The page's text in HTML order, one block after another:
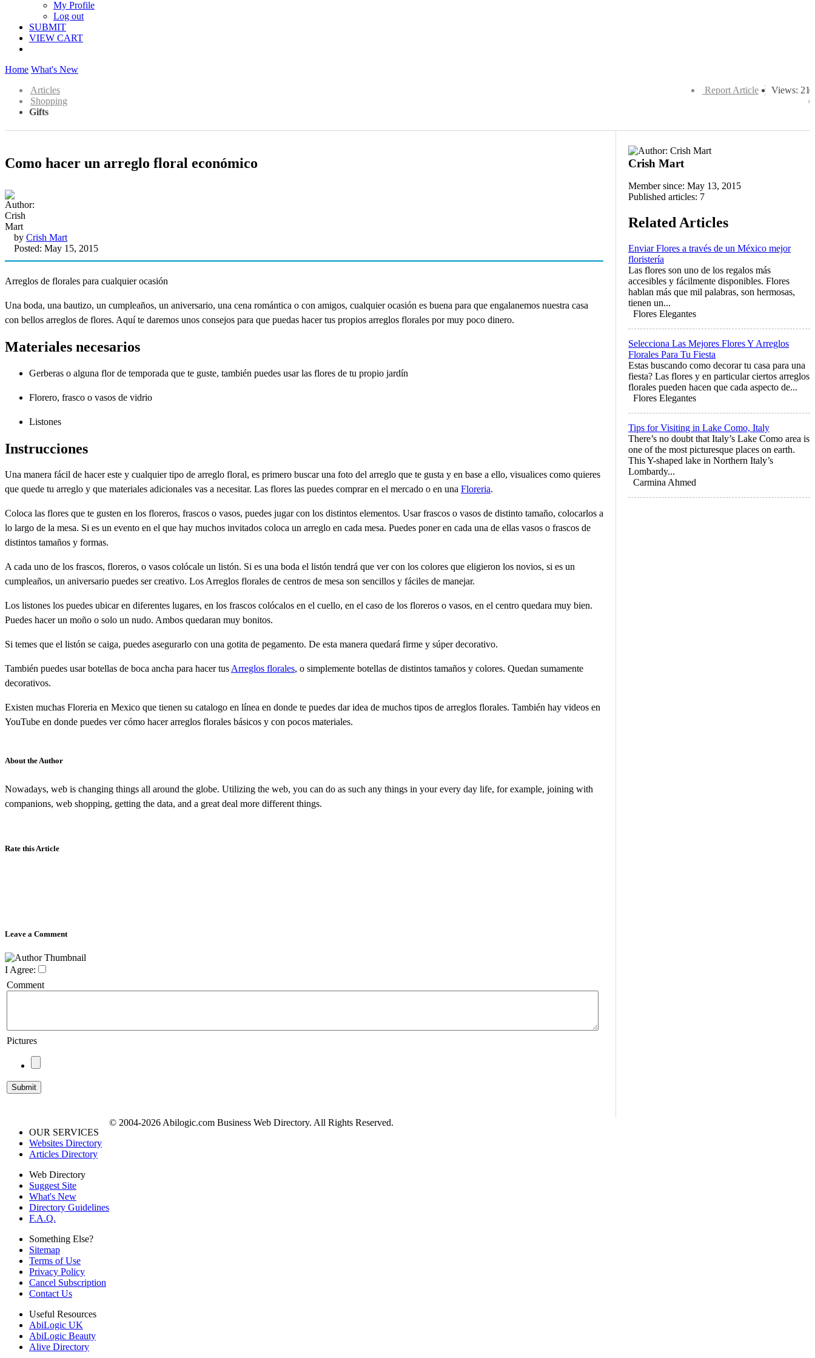
My Profile
Log out
SUBMIT
VIEW CART
Home What's New
Views: 21
Report Article
Articles
Shopping
Gifts
Como hacer un arreglo floral económico
by Crish Mart
Posted: May 15, 2015
Arreglos de florales para cualquier ocasión
Una boda, una bautizo, un cumpleaños, un aniversario, una cena romántica o con amigos, cualquier ocasión es buena para que engalanemos nuestra casa
con bellos arreglos de flores. Aquí te daremos unos consejos para que puedas hacer tus propios arreglos florales por muy poco dinero.
Materiales necesarios
Gerberas o alguna flor de temporada que te guste, también puedes usar las flores de tu propio jardín
Florero, frasco o vasos de vidrio
Listones
Instrucciones
Una manera fácil de hacer este y cualquier tipo de arreglo floral, es primero buscar una foto del arreglo que te gusta y en base a ello, visualices como quieres
que quede tu arreglo y que materiales adicionales vas a necesitar. Las flores las puedes comprar en el mercado o en una Floreria.
Coloca las flores que te gusten en los floreros, frascos o vasos, puedes jugar con los distintos elementos. Usar frascos o vasos de distinto tamaño, colocarlos a
lo largo de la mesa. Si es un evento en el que hay muchos invitados coloca un arreglo en cada mesa. Puedes poner en cada una de ellas vasos o frascos de
distintos tamaños y formas.
A cada uno de los frascos, floreros, o vasos colócale un listón. Si es una boda el listón tendrá que ver con los colores que eligieron los novios, si es un
cumpleaños, un aniversario puedes ser creativo. Los Arreglos florales de centros de mesa son sencillos y fáciles de manejar.
Los listones los puedes ubicar en diferentes lugares, en los frascos colócalos en el cuello, en el caso de los floreros o vasos, en el centro quedara muy bien.
Puedes hacer un moño o solo un nudo. Ambos quedaran muy bonitos.
Si temes que el listón se caiga, puedes asegurarlo con una gotita de pegamento. De esta manera quedará firme y súper decorativo.
También puedes usar botellas de boca ancha para hacer tusArreglos florales, o simplemente botellas de distintos tamaños y colores. Quedan sumamente
decorativos.
Existen muchas Floreria en Mexico que tienen su catalogo en línea en donde te puedes dar idea de muchos tipos de arreglos florales. También hay videos en
YouTube en donde puedes ver cómo hacer arreglos florales básicos y con pocos materiales.
About the Author
Nowadays, web is changing things all around the globe. Utilizing the web, you can do as such any things in your every day life, for example, joining with
companions, web shopping, getting the data, and a great deal more different things.
Rate this Article
Leave a Comment
I Agree:
Comment
Pictures
Crish Mart
Member since: May 13, 2015
Published articles: 7
Related Articles
Enviar Flores a través de un México mejor
floristería
Las flores son uno de los regalos más
accesibles y fácilmente disponibles. Flores
hablan más que mil palabras, son hermosas,
tienen un...
Flores Elegantes
Selecciona Las Mejores Flores Y Arreglos
Florales Para Tu Fiesta
Estas buscando como decorar tu casa para una
fiesta? Las flores y en particular ciertos arreglos
florales pueden hacen que cada aspecto de...
Flores Elegantes
Tips for Visiting in Lake Como, Italy
There’s no doubt that Italy’s Lake Como area is
one of the most picturesque places on earth.
This Y-shaped lake in Northern Italy’s
Lombardy...
Carmina Ahmed
OUR SERVICES
Websites Directory
Articles Directory
Web Directory
Suggest Site
What's New
Directory Guidelines
F.A.Q.
Something Else?
Sitemap
Terms of Use
Privacy Policy
Cancel Subscription
Contact Us
Useful Resources
AbiLogic UK
AbiLogic Beauty
Alive Directory
© 2004-2026 Abilogic.com Business Web Directory. All Rights Reserved.